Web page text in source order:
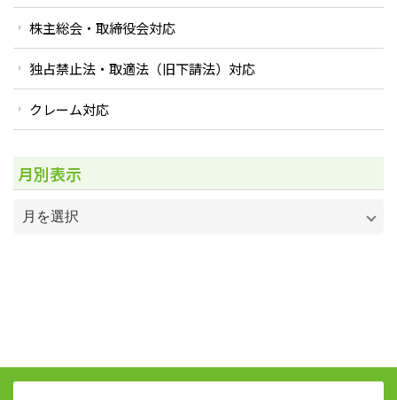
株主総会・取締役会対応
独占禁止法・取適法（旧下請法）対応
クレーム対応
月別表示